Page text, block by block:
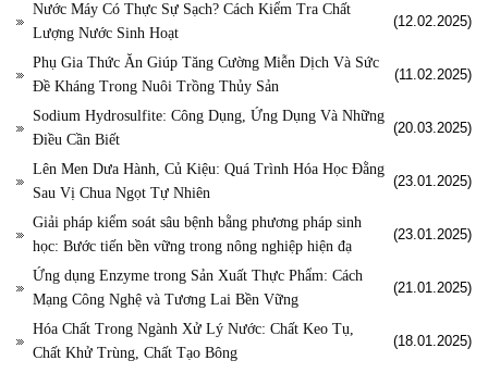
Nước Máy Có Thực Sự Sạch? Cách Kiểm Tra Chất
Lượng Nước Sinh Hoạt
(12.02.2025)
Phụ Gia Thức Ăn Giúp Tăng Cường Miễn Dịch Và Sức
Đề Kháng Trong Nuôi Trồng Thủy Sản
(11.02.2025)
Sodium Hydrosulfite: Công Dụng, Ứng Dụng Và Những
Điều Cần Biết
(20.03.2025)
Lên Men Dưa Hành, Củ Kiệu: Quá Trình Hóa Học Đằng
Sau Vị Chua Ngọt Tự Nhiên
(23.01.2025)
Giải pháp kiểm soát sâu bệnh bằng phương pháp sinh
học: Bước tiến bền vững trong nông nghiệp hiện đạ
(23.01.2025)
Ứng dụng Enzyme trong Sản Xuất Thực Phẩm: Cách
Mạng Công Nghệ và Tương Lai Bền Vững
(21.01.2025)
Hóa Chất Trong Ngành Xử Lý Nước: Chất Keo Tụ,
Chất Khử Trùng, Chất Tạo Bông
(18.01.2025)